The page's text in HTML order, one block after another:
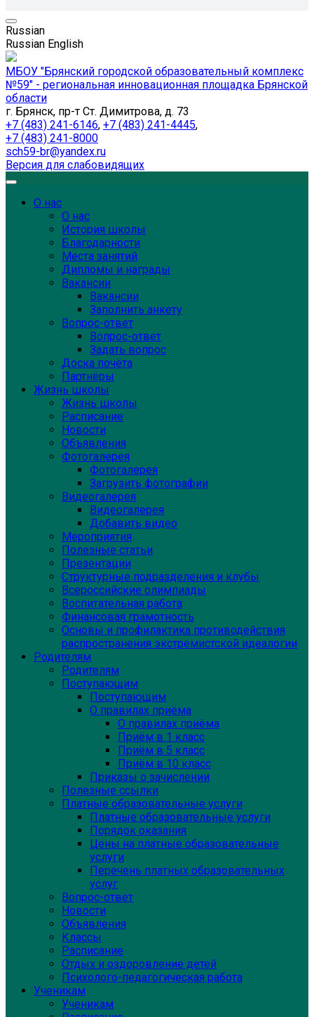
Russian
Russian English
МБОУ "Брянский городской образовательный комплекс
№59" - региональная инновационная площадка Брянской
области
г. Брянск, пр-т Ст. Димитрова, д. 73
+7 (483) 241-6146, +7 (483) 241-4445,
+7 (483) 241-8000
sch59-br@yandex.ru
Версия для слабовидящих
О нас
О нас
История школы
Благодарности
Места занятий
Дипломы и награды
Вакансии
Вакансии
Заполнить анкету
Вопрос-ответ
Вопрос-ответ
Задать вопрос
Доска почёта
Партнёры
Жизнь школы
Жизнь школы
Расписание
Новости
Объявления
Фотогалерея
Фотогалерея
Загрузить фотографии
Видеогалерея
Видеогалерея
Добавить видео
Мероприятия
Полезные статьи
Презентации
Структурные подразделения и клубы
Всероссийские олимпиады
Воспитательная работа
Финансовая грамотность
Основы и профилактика противодействия
распространения экстремистской идеалогии
Родителям
Родителям
Поступающим
Поступающим
О правилах приёма
О правилах приёма
Приём в 1 класс
Приём в 5 класс
Приём в 10 класс
Приказы о зачислении
Полезные ссылки
Платные образовательные услуги
Платные образовательные услуги
Порядок оказания
Цены на платные образовательные
услуги
Перечень платных образовательных
услуг
Вопрос-ответ
Новости
Объявления
Классы
Расписание
Отдых и оздоровление детей
Психолого-педагогическая работа
Ученикам
Ученикам